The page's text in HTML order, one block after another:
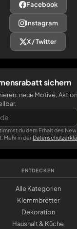
Facebook
Instagram
X / Twitter
sichern
neue Motive,
du dem Erhalt des
Mehr in der
ENTDECKEN
Alle Kategorien
Klemmbretter
Dekoration
Haushalt & Küche